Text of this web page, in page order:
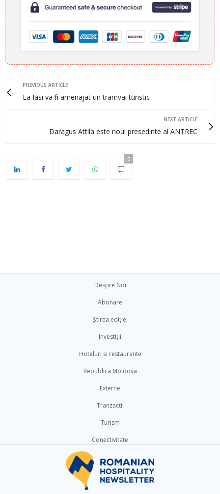
PREVIOUS ARTICLE
La Iasi va fi amenajat un tramvai turistic
NEXT ARTICLE
Daragus Attila este noul presedinte al ANTREC
0
Despre Noi
Abonare
Știrea ediției
Investiții
Hoteluri si restaurante
Republica Moldova
Externe
Tranzacții
Turism
Conectivitate